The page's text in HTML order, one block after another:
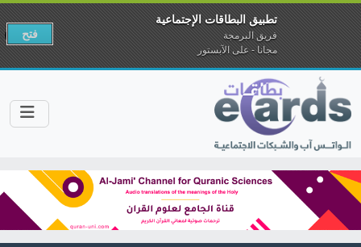
تطبيق البطاقات الإجتماعية
فريق البرمجة
مجانا - على الآبستور
فتح